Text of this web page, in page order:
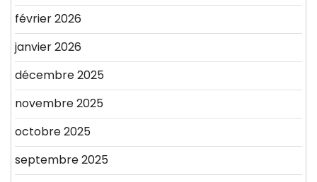
février 2026
janvier 2026
décembre 2025
novembre 2025
octobre 2025
septembre 2025